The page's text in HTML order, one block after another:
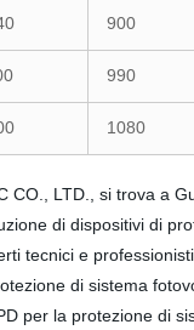
900
990
1080
CO., LTD., si trova a
di dispositivi di
tecnici e
di sistema
per la protezione di